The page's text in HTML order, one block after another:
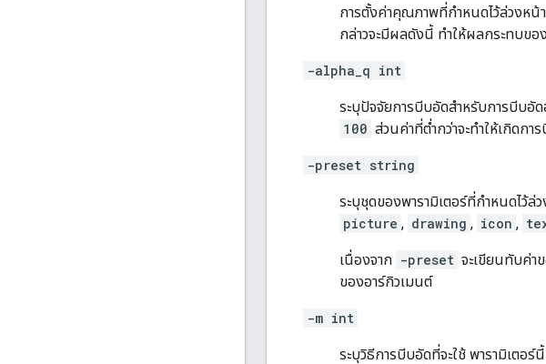
การตั้งค่าคุณภาพที่กำหนดไว้ล่วงหน้า
กล่าวจะมีผลดังนี้ ทำให้ผลกระทบขอ
-alpha_q int
ระบุปัจจัยการบีบอัดสำหรับการบีบอัด
100 ส่วนค่าที่ต่ำกว่าจะทำให้เกิดก
-preset string
ระบุชุดของพารามิเตอร์ที่กำหนดไว้ล่
picture , drawing , icon ,
เนื่องจาก -preset จะเขียนทับค่า
ของอาร์กิวเมนต์
-m int
ระบุวิธีการบีบอัดที่จะใช้ พารามิเตอ